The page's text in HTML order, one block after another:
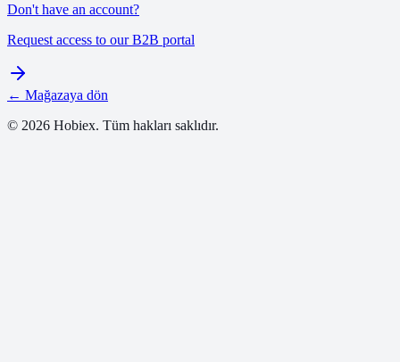
Don't have an account?
Request access to our B2B portal
← Mağazaya dön
© 2026 Hobiex. Tüm hakları saklıdır.